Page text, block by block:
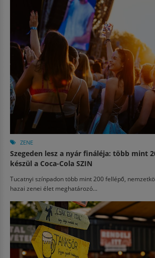
ZENE
Szegeden lesz a nyár fináléja: több mint
készül a Coca-Cola SZIN
Tucatnyi színpadon több mint 200 fellépő,
hazai zenei élet meghatározó...